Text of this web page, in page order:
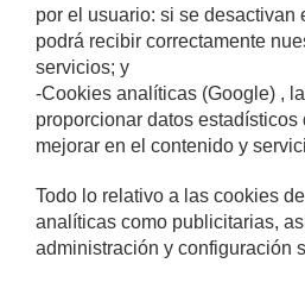
por el usuario: si se desactivan
podrá recibir correctamente
servicios; y
-Cookies analíticas (Google) ,
proporcionar datos estadísticos
mejorar en el contenido y
Todo lo relativo a las cookies
analíticas como publicitarias,
administración y configuración